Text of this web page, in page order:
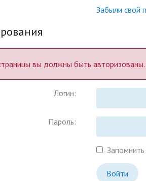
Шаг к
Забыли свой
вы должны быть авторизованы.
Логин:
Пароль:
Запомнить